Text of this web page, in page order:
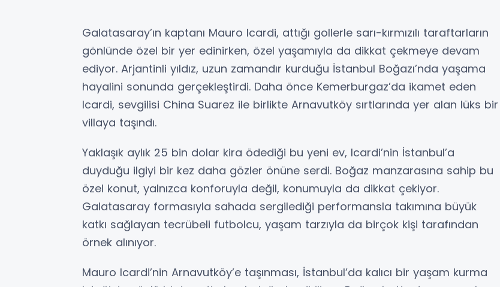
Galatasaray’ın kaptanı Mauro Icardi, attığı gollerle sarı-kırmızılı taraftarların
gönlünde özel bir yer edinirken, özel yaşamıyla da dikkat çekmeye devam
ediyor. Arjantinli yıldız, uzun zamandır kurduğu İstanbul Boğazı’nda yaşama
hayalini sonunda gerçekleştirdi. Daha önce Kemerburgaz’da ikamet eden
Icardi, sevgilisi China Suarez ile birlikte Arnavutköy sırtlarında yer alan lüks bir
villaya taşındı.
Yaklaşık aylık 25 bin dolar kira ödediği bu yeni ev, Icardi’nin İstanbul’a
duyduğu ilgiyi bir kez daha gözler önüne serdi. Boğaz manzarasına sahip bu
özel konut, yalnızca konforuyla değil, konumuyla da dikkat çekiyor.
Galatasaray formasıyla sahada sergilediği performansla takımına büyük
katkı sağlayan tecrübeli futbolcu, yaşam tarzıyla da birçok kişi tarafından
örnek alınıyor.
Mauro Icardi’nin Arnavutköy’e taşınması, İstanbul’da kalıcı bir yaşam kurma